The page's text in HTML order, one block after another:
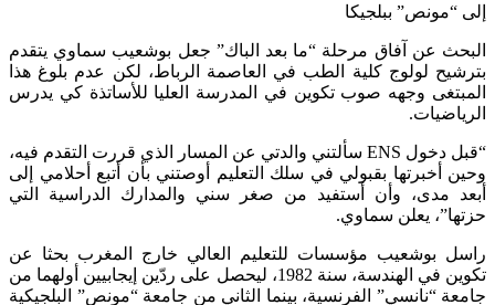
“مونص” ببلجيكا
عن آفاق مرحلة “ما بعد الباك” جعل بوشعيب سماوي يتقدم
لولوج كلية الطب في العاصمة الرباط، لكن عدم بلوغ هذا
وجهه صوب تكوين في المدرسة العليا للأساتذة كي يدرس
“قبل دخول ENS سألتني والدتي عن المسار الذي قررت التقدم فيه،
أخبرتها بقبولي في سلك التعليم أوصتني بأن أتبع أحلامي إلى
مدى، وأن أستفيد من صغر سني والمدارك الدراسية التي
يعلن سماوي.
بوشعيب مؤسسات للتعليم العالي خارج المغرب بحثا عن
تكوين في الهندسة، سنة 1982، ليحصل على ردّين إيجابيين أولهما من
“نانسي” الفرنسية، بينما الثاني من جامعة “مونص” البلجيكية